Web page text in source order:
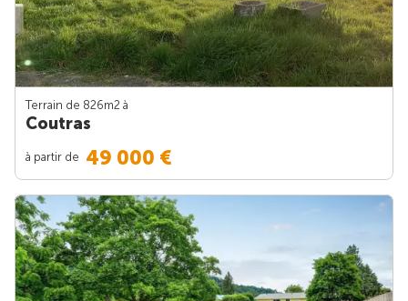
Terrain de 826m2 à
Coutras
à partir de 49 000 €